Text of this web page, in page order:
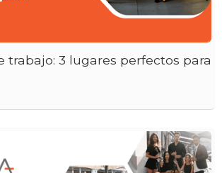
trabajo: 3 lugares perfectos para